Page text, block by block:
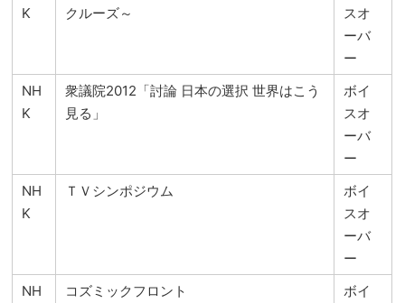
K
クルーズ～
スオ
ーバ
ー
NH
K
衆議院2012「討論 日本の選択 世界はこう
見る」
ボイ
スオ
ーバ
ー
NH
K
ＴＶシンポジウム
ボイ
スオ
ーバ
ー
NH
コズミックフロント
ボイ